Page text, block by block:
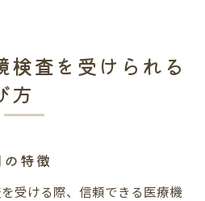
検査を受けられる
方
特徴
受ける際、信頼できる医療機